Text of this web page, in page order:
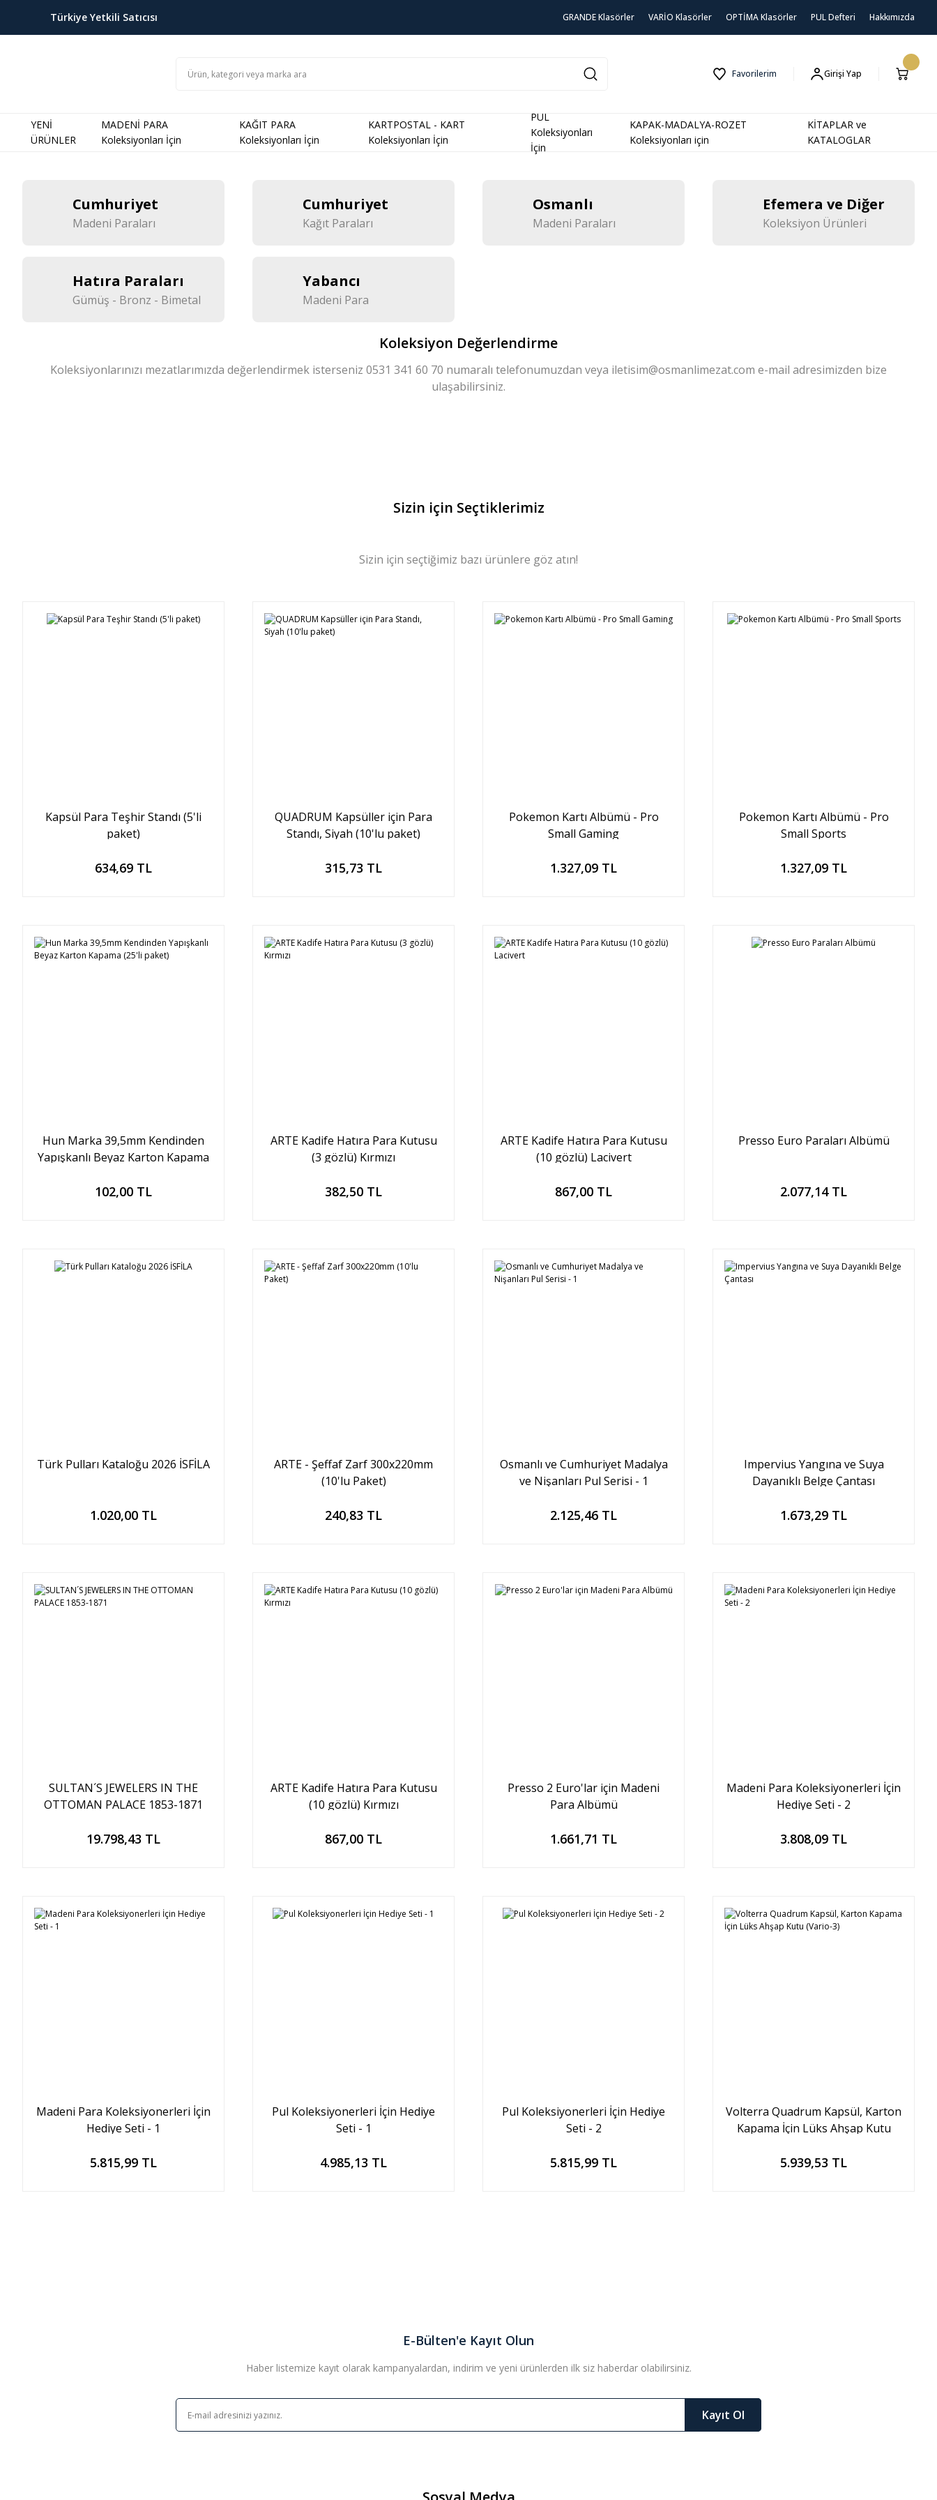
Türkiye Yetkili Satıcısı GRANDE Klasörler VARİO Klasörler OPTİMA Klasörler PUL Defteri Hakkımızda
Favorilerim Girişi Yap
YENİ
ÜRÜNLER
MADENİ PARA
Koleksiyonları İçin
KAĞIT PARA
Koleksiyonları İçin
KARTPOSTAL - KART
Koleksiyonları İçin
PUL
Koleksiyonları
İçin
KAPAK-MADALYA-ROZET
Koleksiyonları için
KİTAPLAR ve
KATALOGLAR
Cumhuriyet
Madeni Paraları
Cumhuriyet
Kağıt Paraları
Osmanlı
Madeni Paraları
Efemera ve Diğer
Koleksiyon Ürünleri
Hatıra Paraları
Gümüş - Bronz - Bimetal
Yabancı
Madeni Para
Koleksiyon Değerlendirme
Koleksiyonlarınızı mezatlarımızda değerlendirmek isterseniz 0531 341 60 70 numaralı telefonumuzdan veya iletisim@osmanlimezat.com e-mail adresimizden bize
ulaşabilirsiniz.
Sizin için Seçtiklerimiz
Sizin için seçtiğimiz bazı ürünlere göz atın!
Kapsül Para Teşhir Standı (5'li
paket)
634,69 TL
Sepete Ekle
QUADRUM Kapsüller için Para
Standı, Siyah (10'lu paket)
315,73 TL
Sepete Ekle
Pokemon Kartı Albümü - Pro
Small Gaming
1.327,09 TL
Sepete Ekle
Pokemon Kartı Albümü - Pro
Small Sports
1.327,09 TL
Sepete Ekle
Hun Marka 39,5mm Kendinden
Yapışkanlı Beyaz Karton Kapama
102,00 TL
Sepete Ekle
ARTE Kadife Hatıra Para Kutusu
(3 gözlü) Kırmızı
382,50 TL
Sepete Ekle
ARTE Kadife Hatıra Para Kutusu
(10 gözlü) Lacivert
867,00 TL
Sepete Ekle
Presso Euro Paraları Albümü
2.077,14 TL
Sepete Ekle
Türk Pulları Kataloğu 2026 İSFİLA
1.020,00 TL
Sepete Ekle
ARTE - Şeffaf Zarf 300x220mm
(10'lu Paket)
240,83 TL
Sepete Ekle
Osmanlı ve Cumhuriyet Madalya
ve Nişanları Pul Serisi - 1
2.125,46 TL
Sepete Ekle
Impervius Yangına ve Suya
Dayanıklı Belge Çantası
1.673,29 TL
Sepete Ekle
SULTAN´S JEWELERS IN THE
OTTOMAN PALACE 1853-1871
19.798,43 TL
Sepete Ekle
ARTE Kadife Hatıra Para Kutusu
(10 gözlü) Kırmızı
867,00 TL
Sepete Ekle
Presso 2 Euro'lar için Madeni
Para Albümü
1.661,71 TL
Sepete Ekle
Madeni Para Koleksiyonerleri İçin
Hediye Seti - 2
3.808,09 TL
Sepete Ekle
Madeni Para Koleksiyonerleri İçin
Hediye Seti - 1
5.815,99 TL
Sepete Ekle
Pul Koleksiyonerleri İçin Hediye
Seti - 1
4.985,13 TL
Sepete Ekle
Pul Koleksiyonerleri İçin Hediye
Seti - 2
5.815,99 TL
Sepete Ekle
Volterra Quadrum Kapsül, Karton
Kapama İçin Lüks Ahşap Kutu
5.939,53 TL
Sepete Ekle
E-Bülten'e Kayıt Olun
Haber listemize kayıt olarak kampanyalardan, indirim ve yeni ürünlerden ilk siz haberdar olabilirsiniz.
Kayıt Ol